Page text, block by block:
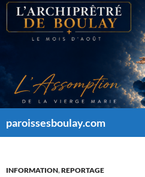
Aller
contenu
paroissesboulay.com
INFORMATION,REPORTAGE